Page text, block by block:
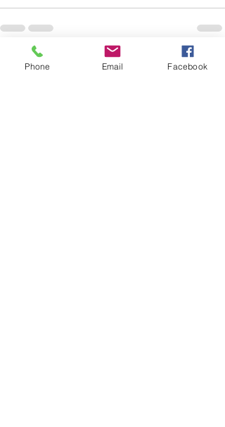
最新記事 すべて表示
Phone Email Facebook